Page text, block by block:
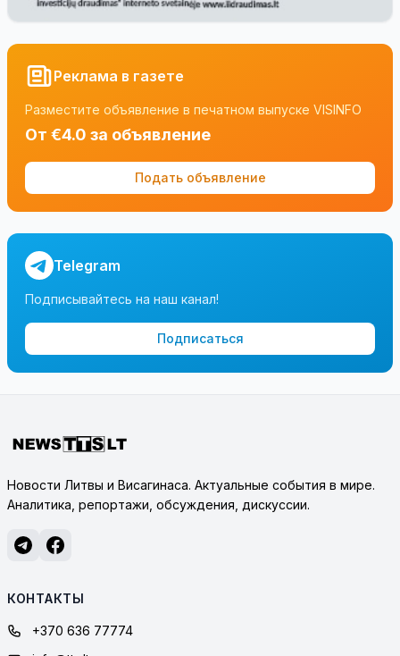
Реклама в газете
Разместите объявление в печатном выпуске VISINFO
От €4.0 за объявление
Подать объявление
Telegram
Подписывайтесь на наш канал!
Подписаться
Новости Литвы и Висагинаса. Актуальные события в мире.
Аналитика, репортажи, обсуждения, дискуссии.
КОНТАКТЫ
+370 636 77774